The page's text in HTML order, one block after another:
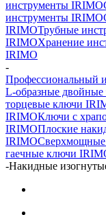
инструменты IRIMO
инструменты IRIMO
IRIMOТрубные
IRIMOХранение
IRIMO
-
Профессиональный
L-образные
торцевые ключи
IRIMOКлючи с
IRIMOПлоские
IRIMOСверхмощные
гаечные ключи
-Накидные